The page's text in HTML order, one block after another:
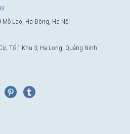
Mỗ Lao, Hà Đông, Hà Nội
Tổ 1 Khu 3, Hạ Long, Quảng Ninh